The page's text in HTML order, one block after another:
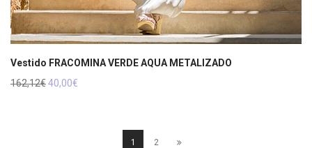
Vestido FRACOMINA VERDE AQUA METALIZADO
162,12€El
40,00€
1 2